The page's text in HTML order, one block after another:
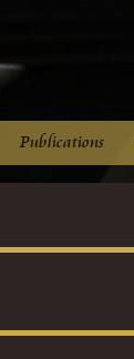
Publications